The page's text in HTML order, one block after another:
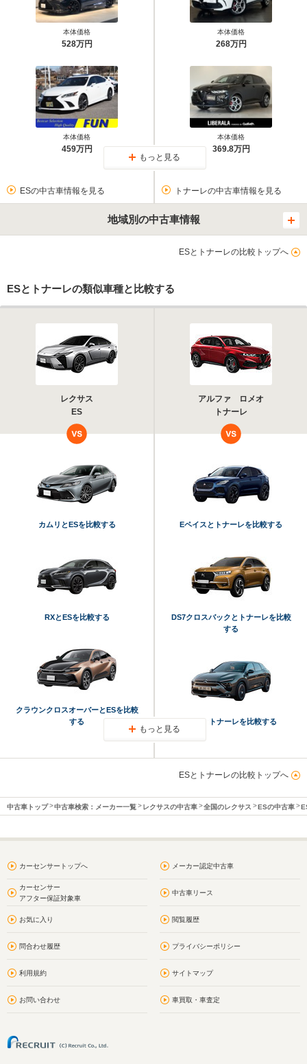
本体価格
528万円
本体価格
459万円
本体価格
268万円
本体価格
369.8万円
もっと見る
ESの中古車情報を見る トナーレの中古車情報を見る
地域別の中古車情報
ESとトナーレの比較トップへ
ESとトナーレの類似車種と比較する
レクサス
ES
アルファ ロメオ
トナーレ
カムリとESを比較する
RXとESを比較する
クラウンクロスオーバーとESを比較
する
Eペイスとトナーレを比較する
DS7クロスバックとトナーレを比較
する
C5 Xとトナーレを比較する
もっと見る
ESとトナーレの比較トップへ
中古車トップ 中古車検索：メーカー一覧 レクサスの中古車 全国のレクサス ESの中古車
カーセンサートップへ メーカー認定中古車
カーセンサー
アフター保証対象車
中古車リース
お気に入り 閲覧履歴
問合わせ履歴 プライバシーポリシー
利用規約 サイトマップ
お問い合わせ 車買取・車査定